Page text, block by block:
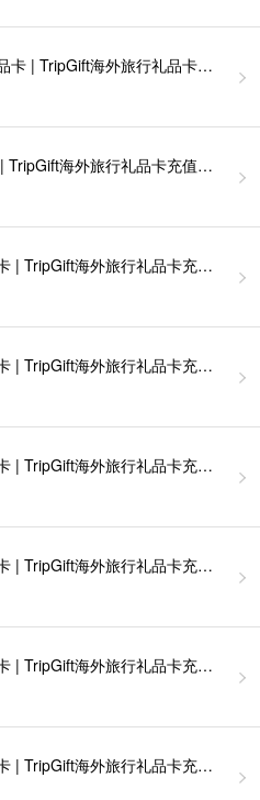
澳大利亚HotelsGift礼品卡 | TripGift海外旅行礼品卡
希腊HotelsGift礼品卡 | TripGift海外旅行礼品卡充值卡密
奥地利HotelsGift礼品卡 | TripGift海外旅行礼品卡充值
意大利HotelsGift礼品卡 | TripGift海外旅行礼品卡充值
卢森堡HotelsGift礼品卡 | TripGift海外旅行礼品卡充值
爱尔兰HotelsGift礼品卡 | TripGift海外旅行礼品卡充值
西班牙HotelsGift礼品卡 | TripGift海外旅行礼品卡充值
比利时HotelsGift礼品卡 | TripGift海外旅行礼品卡充值